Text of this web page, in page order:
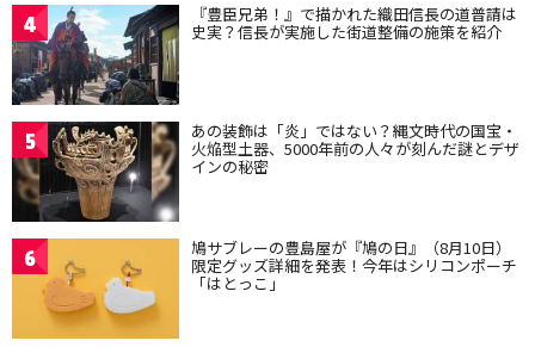
4 『豊臣兄弟！』で描かれた織田信長の道普請は
史実？信長が実施した街道整備の施策を紹介
5 あの装飾は「炎」ではない？縄文時代の国宝・
火焔型土器、5000年前の人々が刻んだ謎とデザ
インの秘密
6 鳩サブレーの豊島屋が『鳩の日』（8月10日）
限定グッズ詳細を発表！今年はシリコンポーチ
「はとっこ」